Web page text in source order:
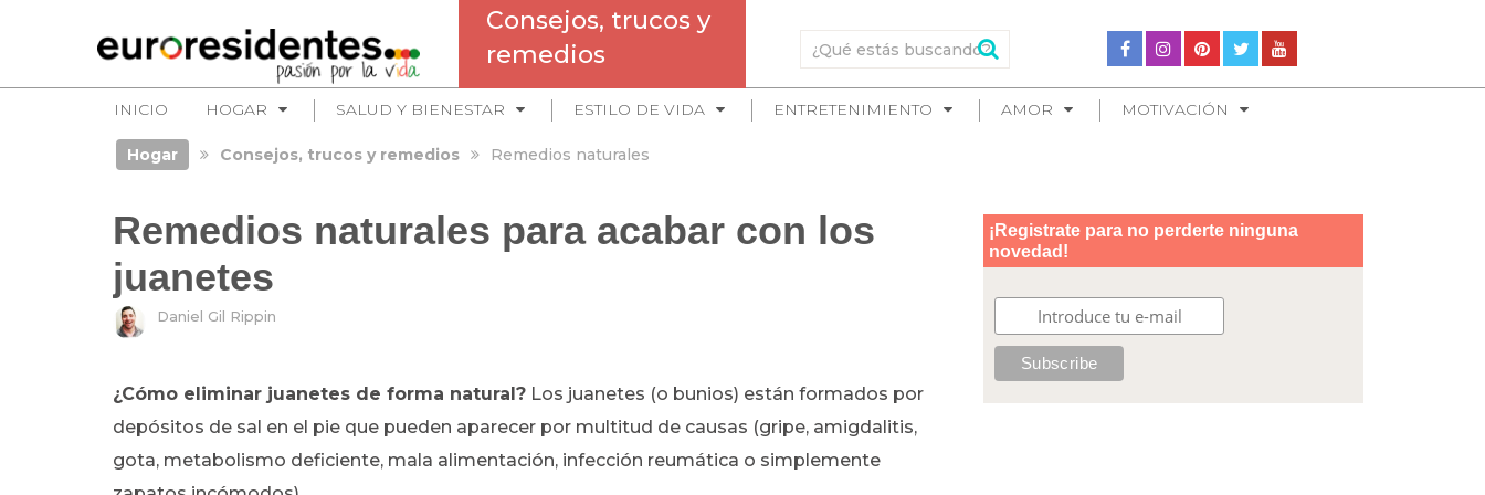
Consejos, trucos y
remedios
INICIO HOGAR SALUD Y BIENESTAR ESTILO DE VIDA ENTRETENIMIENTO AMOR MOTIVACIÓN
Hogar Consejos, trucos y remedios Remedios naturales
Remedios naturales para acabar con los
juanetes
Daniel Gil Rippin
¿Cómo eliminar juanetes de forma natural? Los juanetes (o bunios) están formados por
depósitos de sal en el pie que pueden aparecer por multitud de causas (gripe, amigdalitis,
gota, metabolismo deficiente, mala alimentación, infección reumática o simplemente